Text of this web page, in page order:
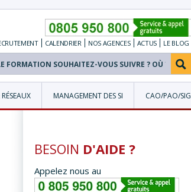
CALENDRIER NOS AGENCES ACTUS
LE BLOG
MANAGEMENT DES SI CAO/PAO/SIG
BESOIN D'AIDE ?
Appelez nous au